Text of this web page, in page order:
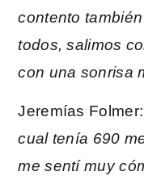
contento
todos, salimos
con una sonrisa
Jeremías Folmer:
cual tenía 690
me sentí muy